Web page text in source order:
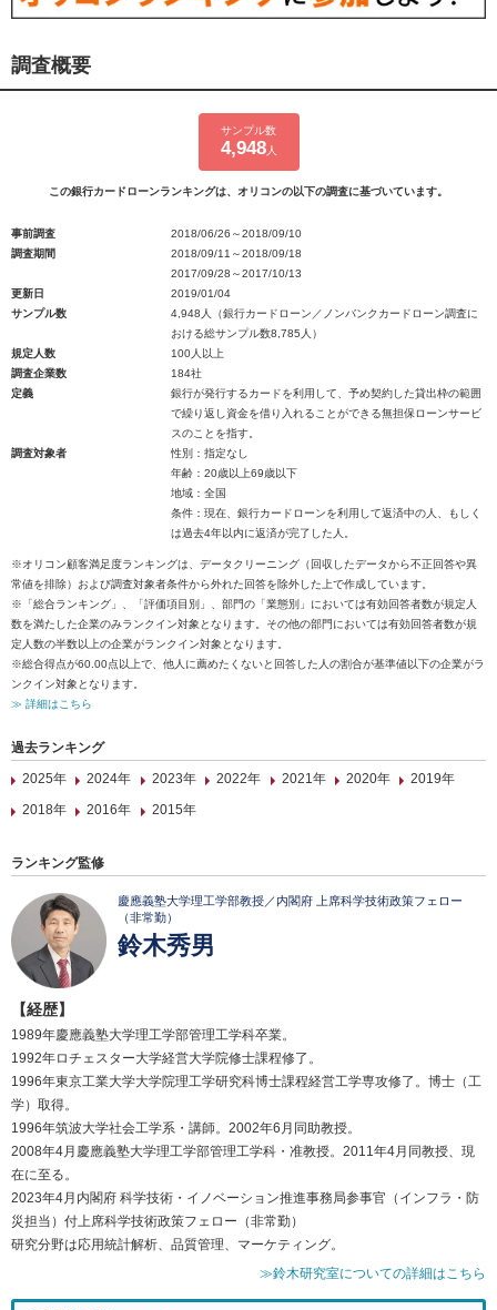
調査概要
サンプル数
4,948人
この銀行カードローンランキングは、オリコンの以下の調査に基づいています。
事前調査
2018/06/26～2018/09/10
調査期間
2018/09/11～2018/09/18
2017/09/28～2017/10/13
更新日
2019/01/04
サンプル数
4,948人（銀行カードローン／ノンバンクカードローン調査に
おける総サンプル数8,785人）
規定人数
100人以上
調査企業数
184社
定義
銀行が発行するカードを利用して、予め契約した貸出枠の範囲
で繰り返し資金を借り入れることができる無担保ローンサービ
スのことを指す。
調査対象者
性別：指定なし
年齢：20歳以上69歳以下
地域：全国
条件：現在、銀行カードローンを利用して返済中の人、もしく
は過去4年以内に返済が完了した人。
※オリコン顧客満足度ランキングは、データクリーニング（回収したデータから不正回答や異
常値を排除）および調査対象者条件から外れた回答を除外した上で作成しています。
※「総合ランキング」、「評価項目別」、部門の「業態別」においては有効回答者数が規定人
数を満たした企業のみランクイン対象となります。その他の部門においては有効回答者数が規
定人数の半数以上の企業がランクイン対象となります。
※総合得点が60.00点以上で、他人に薦めたくないと回答した人の割合が基準値以下の企業がラ
ンクイン対象となります。
≫ 詳細はこちら
過去ランキング
2025年
2024年 2023年 2022年 2021年 2020年
2019年
2018年
2016年 2015年
ランキング監修
慶應義塾大学理工学部教授／内閣府 上席科学技術政策フェロー
（非常勤）
鈴木秀男
【経歴】
1989年慶應義塾大学理工学部管理工学科卒業。
1992年ロチェスター大学経営大学院修士課程修了。
1996年東京工業大学大学院理工学研究科博士課程経営工学専攻修了。博士（工
学）取得。
1996年筑波大学社会工学系・講師。2002年6月同助教授。
2008年4月慶應義塾大学理工学部管理工学科・准教授。2011年4月同教授、現
在に至る。
2023年4月内閣府 科学技術・イノベーション推進事務局参事官（インフラ・防
災担当）付上席科学技術政策フェロー（非常勤）
研究分野は応用統計解析、品質管理、マーケティング。
≫鈴木研究室についての詳細はこちら